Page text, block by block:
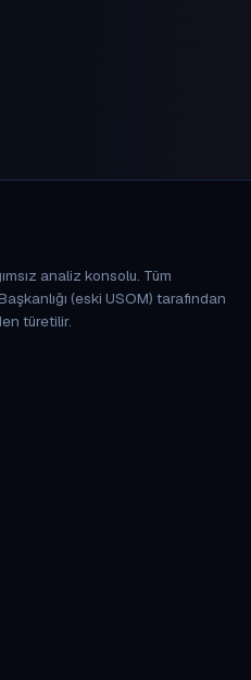
analiz konsolu. Tüm
(eski USOM) tarafından
türetilir.